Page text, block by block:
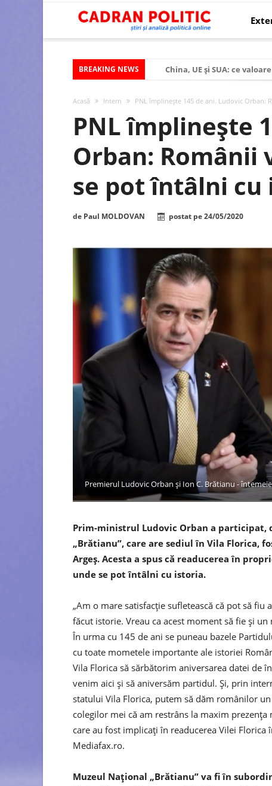
BREAKING NEWS
China, UE și SUA: ce
Modelul economic al
Modelul economic al
Viitorul României în
România – ROExit pentru
Huawei dezvoltă un nou
Acasă Intern PNL împlinește 145 de ani. Ludovic Orban:
PNL împlinește
Orban: Românii
se pot întâlni cu
de Paul MOLDOVAN postat pe24/05/2020
Premierul Ludovic Orban și Ion C. Brătianu -
Prim-ministrul Ludovic Orban a participat,
„Brătianu”, care are sediul în Vila Florica,
Argeș. Acesta a spus că readucerea în
unde se pot întâlni cu istoria.
„Am o mare satisfacție sufletească că pot să
făcut istorie. Vreau ca acest moment să fie și
În urma cu 145 de ani se puneau bazele
cu toate mometele importante ale istoriei
Vila Florica să sărbătorim aniversarea datei de
venim aici și să aniversăm partidul. Și, prin
statului Vila Florica, putem să dăm românilor
colegilor mei că am restrâns la maxim
care au fost implicați în readucerea Vilei
Mediafax.ro.
Muzeul Naţional „Brătianu” va fi în